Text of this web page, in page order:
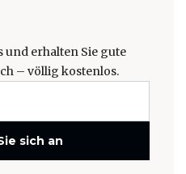
und erhalten Sie gute
– völlig kostenlos.
sich an